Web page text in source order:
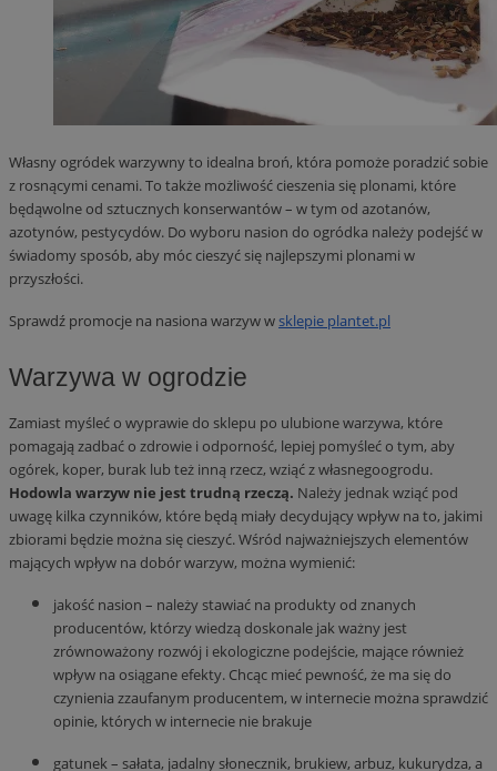
Własny ogródek warzywny to idealna broń, która pomoże poradzić sobie
z rosnącymi cenami. To także możliwość cieszenia się plonami, które
będąwolne od sztucznych konserwantów – w tym od azotanów,
azotynów, pestycydów. Do wyboru nasion do ogródka należy podejść w
świadomy sposób, aby móc cieszyć się najlepszymi plonami w
przyszłości.
Sprawdź promocje na nasiona warzyw wsklepie plantet.pl
Warzywa w ogrodzie
Zamiast myśleć o wyprawie do sklepu po ulubione warzywa, które
pomagają zadbać o zdrowie i odporność, lepiej pomyśleć o tym, aby
ogórek, koper, burak lub też inną rzecz, wziąć z własnegoogrodu.
Hodowla warzyw nie jest trudną rzeczą. Należy jednak wziąć pod
uwagę kilka czynników, które będą miały decydujący wpływ na to, jakimi
zbiorami będzie można się cieszyć. Wśród najważniejszych elementów
mających wpływ na dobór warzyw, można wymienić:
jakość nasion – należy stawiać na produkty od znanych
producentów, którzy wiedzą doskonale jak ważny jest
zrównoważony rozwój i ekologiczne podejście, mające również
wpływ na osiągane efekty. Chcąc mieć pewność, że ma się do
czynienia zzaufanym producentem, w internecie można sprawdzić
opinie, których w internecie nie brakuje
gatunek – sałata, jadalny słonecznik, brukiew, arbuz, kukurydza, a